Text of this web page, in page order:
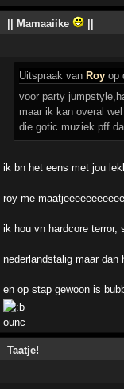
|| Mamaaiike
||
Uitspraak van Roy op
voor party
maar ik kan overal
die gotic muziek pff
ik bn het eens met jou
roy me
ik hou vn hardcore terror,
nederlandstalig maar dan
en op stap gewoon is
Taatje!